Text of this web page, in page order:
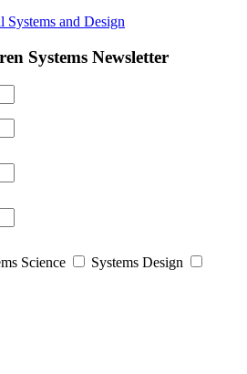
Systems and Design
Systems Newsletter
Science
Systems Design